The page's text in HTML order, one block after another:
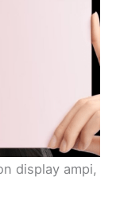
display ampi,